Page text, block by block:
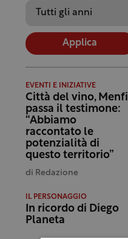
Applica
EVENTI E INIZIATIVE
Città del vino, Menfi
passa il testimone:
“Abbiamo
raccontato le
potenzialità di
questo territorio”
di Redazione
IL PERSONAGGIO
In ricordo di Diego
Planeta